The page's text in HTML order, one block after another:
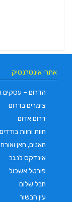
אתרי אינטרנטיק
הדרום – עסקים
צימרים בדרום
דרום אדום
חוות וחוות בודדים
חאנים, חאן
אינדקס לנגב
פורטל אשכול
חבל שלום
עין הבשור